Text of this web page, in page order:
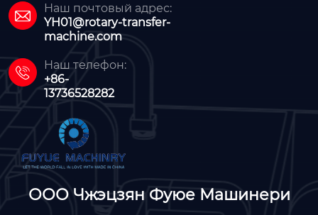

Наш почтовый адрес:
YH01@rotary-transfer-
machine.com

Наш телефон:
+86-
13736528282
ООО Чжэцзян Фуюе Машинери